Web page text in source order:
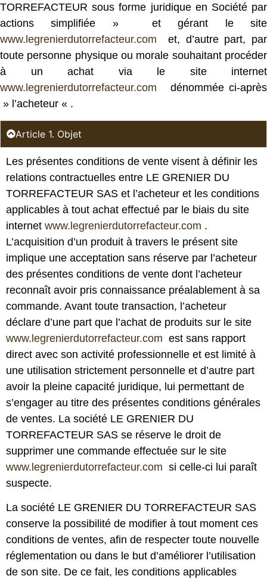
TORREFACTEUR sous forme juridique en Société par
actions simplifiée » et gérant le site
www.legrenierdutorrefacteur.com et, d’autre part, par
toute personne physique ou morale souhaitant procéder
à un achat via le site internet
www.legrenierdutorrefacteur.com dénommée ci-après
» l’acheteur « .
Article 1. Objet
Les présentes conditions de vente visent à définir les
relations contractuelles entre LE GRENIER DU
TORREFACTEUR SAS et l’acheteur et les conditions
applicables à tout achat effectué par le biais du site
internet www.legrenierdutorrefacteur.com .
L’acquisition d’un produit à travers le présent site
implique une acceptation sans réserve par l’acheteur
des présentes conditions de vente dont l’acheteur
reconnaît avoir pris connaissance préalablement à sa
commande. Avant toute transaction, l’acheteur
déclare d’une part que l’achat de produits sur le site
www.legrenierdutorrefacteur.com est sans rapport
direct avec son activité professionnelle et est limité à
une utilisation strictement personnelle et d’autre part
avoir la pleine capacité juridique, lui permettant de
s’engager au titre des présentes conditions générales
de ventes. La société LE GRENIER DU
TORREFACTEUR SAS se réserve le droit de
supprimer une commande effectuée sur le site
www.legrenierdutorrefacteur.com si celle-ci lui paraît
suspecte.
La société LE GRENIER DU TORREFACTEUR SAS
conserve la possibilité de modifier à tout moment ces
conditions de ventes, afin de respecter toute nouvelle
réglementation ou dans le but d’améliorer l’utilisation
de son site. De ce fait, les conditions applicables